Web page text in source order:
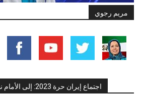
مريم رجوي
اجتماع إيران حرة 2023: إلى الأمام نحو جمهورية ديمقراطية